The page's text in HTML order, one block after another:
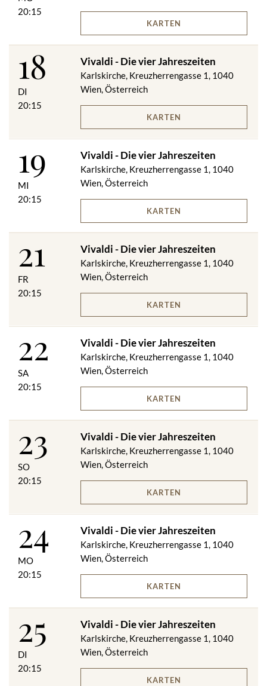
20:15
KARTEN
18
DI
20:15
Vivaldi - Die vier Jahreszeiten
Karlskirche, Kreuzherrengasse 1, 1040
Wien, Österreich
KARTEN
19
MI
20:15
Vivaldi - Die vier Jahreszeiten
Karlskirche, Kreuzherrengasse 1, 1040
Wien, Österreich
KARTEN
21
FR
20:15
Vivaldi - Die vier Jahreszeiten
Karlskirche, Kreuzherrengasse 1, 1040
Wien, Österreich
KARTEN
22
SA
20:15
Vivaldi - Die vier Jahreszeiten
Karlskirche, Kreuzherrengasse 1, 1040
Wien, Österreich
KARTEN
23
SO
20:15
Vivaldi - Die vier Jahreszeiten
Karlskirche, Kreuzherrengasse 1, 1040
Wien, Österreich
KARTEN
24
MO
20:15
Vivaldi - Die vier Jahreszeiten
Karlskirche, Kreuzherrengasse 1, 1040
Wien, Österreich
KARTEN
25
DI
20:15
Vivaldi - Die vier Jahreszeiten
Karlskirche, Kreuzherrengasse 1, 1040
Wien, Österreich
KARTEN